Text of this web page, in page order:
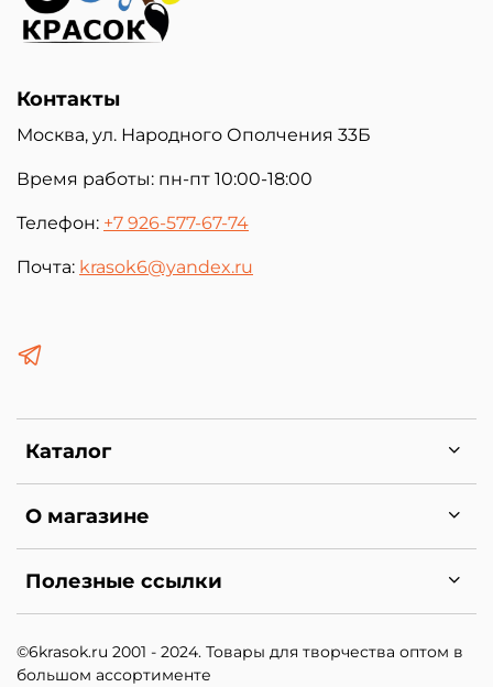
Каталог
О магазине
Полезные ссылки
Контакты
Москва, ул. Народного Ополчения 33Б
Время работы: пн-пт 10:00-18:00
Телефон: +7 926-577-67-74
Почта: krasok6@yandex.ru
©6krasok.ru 2001 - 2024. Товары для творчества оптом в
большом ассортименте